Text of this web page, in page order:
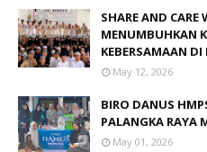
SHARE AND
MENUMBUHKAN
KEBERSAMAAN
May 12, 2026
BIRO DANUS
PALANGKA RAYA
May 01, 2026